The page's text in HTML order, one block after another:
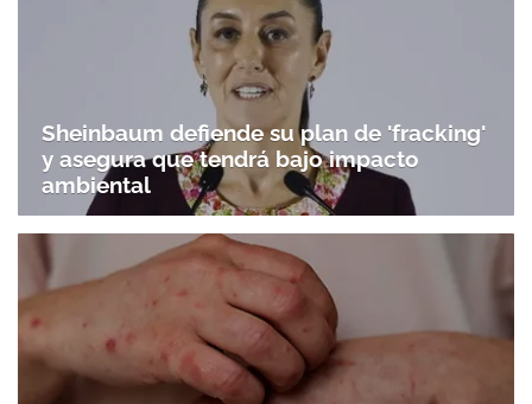
Sheinbaum defiende su plan de 'fracking'
y asegura que tendrá bajo impacto
ambiental